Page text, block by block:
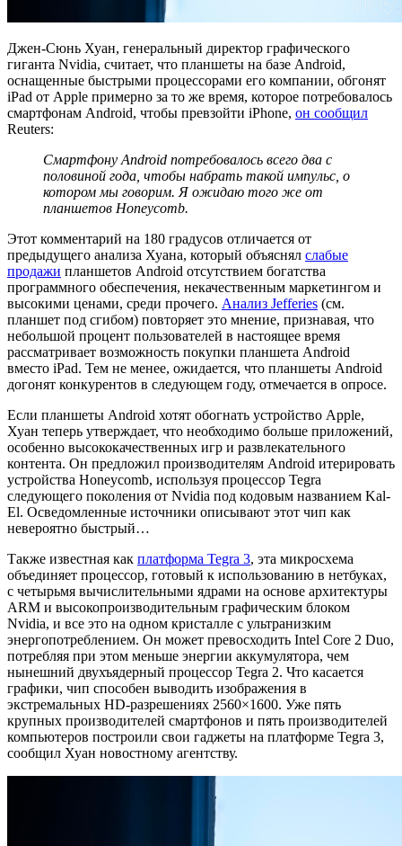
Джен-Сюнь Хуан, генеральный директор графического
гиганта Nvidia, считает, что планшеты на базе Android,
оснащенные быстрыми процессорами его компании, обгонят
iPad от Apple примерно за то же время, которое потребовалось
смартфонам Android, чтобы превзойти iPhone, он сообщил
Reuters:
Смартфону Android потребовалось всего два с
половиной года, чтобы набрать такой импульс, о
котором мы говорим. Я ожидаю того же от
планшетов Honeycomb.
Этот комментарий на 180 градусов отличается от
предыдущего анализа Хуана, который объяснял слабые
продажи планшетов Android отсутствием богатства
программного обеспечения, некачественным маркетингом и
высокими ценами, среди прочего. Анализ Jefferies (см.
планшет под сгибом) повторяет это мнение, признавая, что
небольшой процент пользователей в настоящее время
рассматривает возможность покупки планшета Android
вместо iPad. Тем не менее, ожидается, что планшеты Android
догонят конкурентов в следующем году, отмечается в опросе.
Если планшеты Android хотят обогнать устройство Apple,
Хуан теперь утверждает, что необходимо больше приложений,
особенно высококачественных игр и развлекательного
контента. Он предложил производителям Android итерировать
устройства Honeycomb, используя процессор Tegra
следующего поколения от Nvidia под кодовым названием Kal-
El. Осведомленные источники описывают этот чип как
невероятно быстрый…
Также известная как платформа Tegra 3, эта микросхема
объединяет процессор, готовый к использованию в нетбуках,
с четырьмя вычислительными ядрами на основе архитектуры
ARM и высокопроизводительным графическим блоком
Nvidia, и все это на одном кристалле с ультранизким
энергопотреблением. Он может превосходить Intel Core 2 Duo,
потребляя при этом меньше энергии аккумулятора, чем
нынешний двухъядерный процессор Tegra 2. Что касается
графики, чип способен выводить изображения в
экстремальных HD-разрешениях 2560×1600. Уже пять
крупных производителей смартфонов и пять производителей
компьютеров построили свои гаджеты на платформе Tegra 3,
сообщил Хуан новостному агентству.